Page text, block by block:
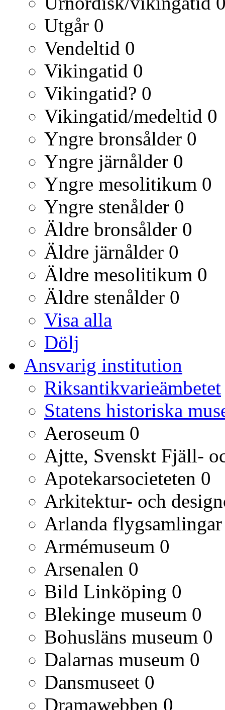
Utgår 0
Vendeltid 0
Vikingatid 0
Vikingatid? 0
Vikingatid/medeltid 0
Yngre bronsålder 0
Yngre järnålder 0
Yngre mesolitikum 0
Yngre stenålder 0
Äldre bronsålder 0
Äldre järnålder 0
Äldre mesolitikum 0
Äldre stenålder 0
Visa alla
Dölj
Ansvarig institution
Riksantikvarieämbetet
Statens historiska
Aeroseum 0
Ajtte, Svenskt Fjäll-
Apotekarsocieteten 0
Arkitektur- och
Arlanda flygsamlingar
Armémuseum 0
Arsenalen 0
Bild Linköping 0
Blekinge museum 0
Bohusläns museum 0
Dalarnas museum 0
Dansmuseet 0
Dramawebben 0